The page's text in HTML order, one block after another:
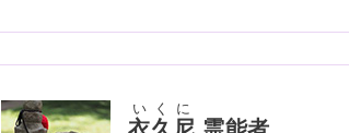
いくに